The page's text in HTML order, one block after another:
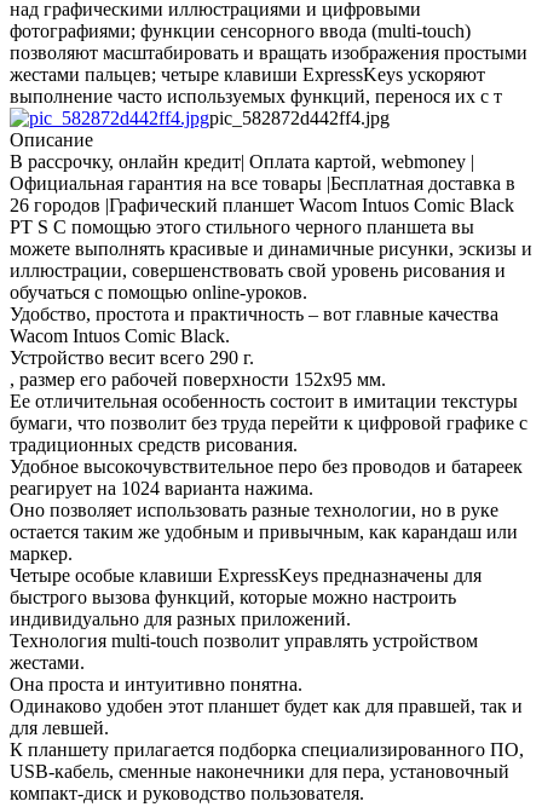
над графическими иллюстрациями и цифровыми
фотографиями; функции сенсорного ввода (multi-touch)
позволяют масштабировать и вращать изображения простыми
жестами пальцев; четыре клавиши ExpressKeys ускоряют
выполнение часто используемых функций, перенося их с т
pic_582872d442ff4.jpg
Описание
В рассрочку, онлайн кредит| Оплата картой, webmoney |
Официальная гарантия на все товары |Бесплатная доставка в
26 городов |Графический планшет Wacom Intuos Comic Black
PT S С помощью этого стильного черного планшета вы
можете выполнять красивые и динамичные рисунки, эскизы и
иллюстрации, совершенствовать свой уровень рисования и
обучаться с помощью online-уроков.
Удобство, простота и практичность – вот главные качества
Wacom Intuos Comic Black.
Устройство весит всего 290 г.
, размер его рабочей поверхности 152х95 мм.
Ее отличительная особенность состоит в имитации текстуры
бумаги, что позволит без труда перейти к цифровой графике с
традиционных средств рисования.
Удобное высокочувствительное перо без проводов и батареек
реагирует на 1024 варианта нажима.
Оно позволяет использовать разные технологии, но в руке
остается таким же удобным и привычным, как карандаш или
маркер.
Четыре особые клавиши ExpressKeys предназначены для
быстрого вызова функций, которые можно настроить
индивидуально для разных приложений.
Технология multi-touch позволит управлять устройством
жестами.
Она проста и интуитивно понятна.
Одинаково удобен этот планшет будет как для правшей, так и
для левшей.
К планшету прилагается подборка специализированного ПО,
USB-кабель, сменные наконечники для пера, установочный
компакт-диск и руководство пользователя.